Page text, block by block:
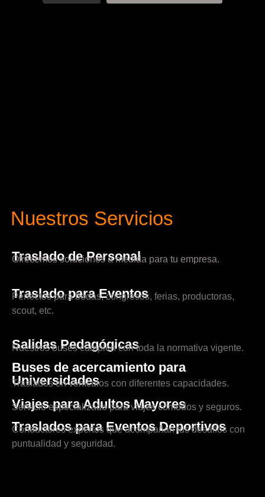
Nuestros Servicios
Traslado de Personal
Ofrecemos soluciones a medida para tu empresa.
Traslado para Eventos
Perfectos para bodas, congresos, ferias, productoras,
scout, etc.
Salidas Pedagógicas
Nuestros buses cumplen con toda la normativa vigente.
Buses de acercamiento para
Universidades
Traslados en vehículos con diferentes capacidades.
Viajes para Adultos Mayores
Servicio especializado para viajes cómodos y seguros.
Traslados para Eventos Deportivos
Conductores expertos que acompañan tus desafíos con
puntualidad y seguridad.